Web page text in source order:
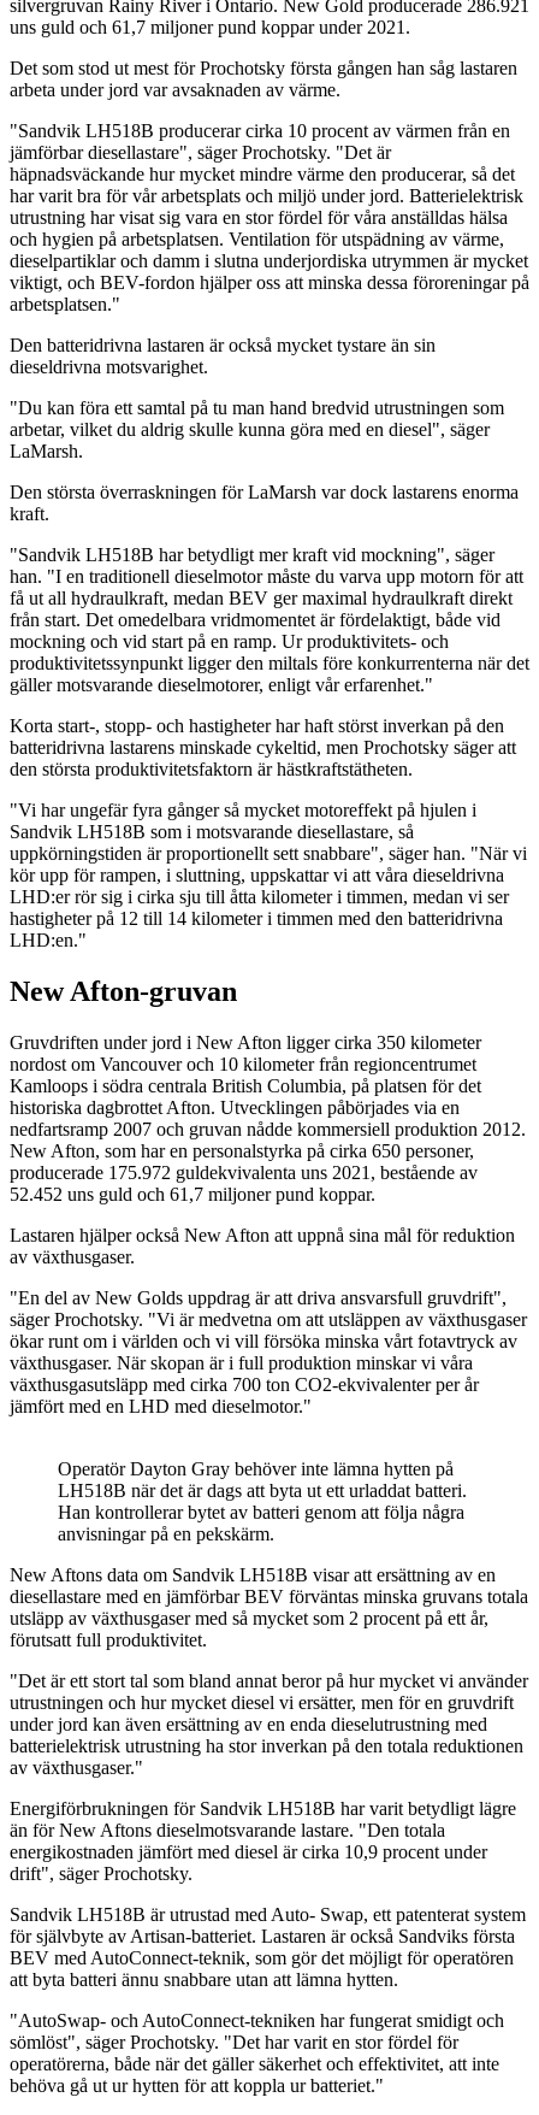
silvergruvan Rainy River i Ontario. New Gold producerade 286.921
uns guld och 61,7 miljoner pund koppar under 2021.
Det som stod ut mest för Prochotsky första gången han såg lastaren
arbeta under jord var avsaknaden av värme.
"Sandvik LH518B producerar cirka 10 procent av värmen från en
jämförbar diesellastare", säger Prochotsky. "Det är
häpnadsväckande hur mycket mindre värme den producerar, så det
har varit bra för vår arbetsplats och miljö under jord. Batterielektrisk
utrustning har visat sig vara en stor fördel för våra anställdas hälsa
och hygien på arbetsplatsen. Ventilation för utspädning av värme,
dieselpartiklar och damm i slutna underjordiska utrymmen är mycket
viktigt, och BEV-fordon hjälper oss att minska dessa föroreningar på
arbetsplatsen."
Den batteridrivna lastaren är också mycket tystare än sin
dieseldrivna motsvarighet.
"Du kan föra ett samtal på tu man hand bredvid utrustningen som
arbetar, vilket du aldrig skulle kunna göra med en diesel", säger
LaMarsh.
Den största överraskningen för LaMarsh var dock lastarens enorma
kraft.
"Sandvik LH518B har betydligt mer kraft vid mockning", säger
han. "I en traditionell dieselmotor måste du varva upp motorn för att
få ut all hydraulkraft, medan BEV ger maximal hydraulkraft direkt
från start. Det omedelbara vridmomentet är fördelaktigt, både vid
mockning och vid start på en ramp. Ur produktivitets- och
produktivitetssynpunkt ligger den miltals före konkurrenterna när det
gäller motsvarande dieselmotorer, enligt vår erfarenhet."
Korta start-, stopp- och hastigheter har haft störst inverkan på den
batteridrivna lastarens minskade cykeltid, men Prochotsky säger att
den största produktivitetsfaktorn är hästkraftstätheten.
"Vi har ungefär fyra gånger så mycket motoreffekt på hjulen i
Sandvik LH518B som i motsvarande diesellastare, så
uppkörningstiden är proportionellt sett snabbare", säger han. "När vi
kör upp för rampen, i sluttning, uppskattar vi att våra dieseldrivna
LHD:er rör sig i cirka sju till åtta kilometer i timmen, medan vi ser
hastigheter på 12 till 14 kilometer i timmen med den batteridrivna
LHD:en."
New Afton-gruvan
Gruvdriften under jord i New Afton ligger cirka 350 kilometer
nordost om Vancouver och 10 kilometer från regioncentrumet
Kamloops i södra centrala British Columbia, på platsen för det
historiska dagbrottet Afton. Utvecklingen påbörjades via en
nedfartsramp 2007 och gruvan nådde kommersiell produktion 2012.
New Afton, som har en personalstyrka på cirka 650 personer,
producerade 175.972 guldekvivalenta uns 2021, bestående av
52.452 uns guld och 61,7 miljoner pund koppar.
Lastaren hjälper också New Afton att uppnå sina mål för reduktion
av växthusgaser.
"En del av New Golds uppdrag är att driva ansvarsfull gruvdrift",
säger Prochotsky. "Vi är medvetna om att utsläppen av växthusgaser
ökar runt om i världen och vi vill försöka minska vårt fotavtryck av
växthusgaser. När skopan är i full produktion minskar vi våra
växthusgasutsläpp med cirka 700 ton CO2-ekvivalenter per år
jämfört med en LHD med dieselmotor."
Operatör Dayton Gray behöver inte lämna hytten på
LH518B när det är dags att byta ut ett urladdat batteri.
Han kontrollerar bytet av batteri genom att följa några
anvisningar på en pekskärm.
New Aftons data om Sandvik LH518B visar att ersättning av en
diesellastare med en jämförbar BEV förväntas minska gruvans totala
utsläpp av växthusgaser med så mycket som 2 procent på ett år,
förutsatt full produktivitet.
"Det är ett stort tal som bland annat beror på hur mycket vi använder
utrustningen och hur mycket diesel vi ersätter, men för en gruvdrift
under jord kan även ersättning av en enda dieselutrustning med
batterielektrisk utrustning ha stor inverkan på den totala reduktionen
av växthusgaser."
Energiförbrukningen för Sandvik LH518B har varit betydligt lägre
än för New Aftons dieselmotsvarande lastare. "Den totala
energikostnaden jämfört med diesel är cirka 10,9 procent under
drift", säger Prochotsky.
Sandvik LH518B är utrustad med Auto- Swap, ett patenterat system
för självbyte av Artisan-batteriet. Lastaren är också Sandviks första
BEV med AutoConnect-teknik, som gör det möjligt för operatören
att byta batteri ännu snabbare utan att lämna hytten.
"AutoSwap- och AutoConnect-tekniken har fungerat smidigt och
sömlöst", säger Prochotsky. "Det har varit en stor fördel för
operatörerna, både när det gäller säkerhet och effektivitet, att inte
behöva gå ut ur hytten för att koppla ur batteriet."